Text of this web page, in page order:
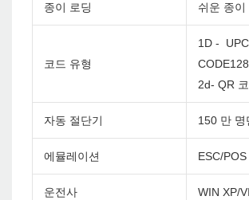
종이 로딩 쉬운 종이
코드 유형
1D -
CODE128
2d- QR
자동 절단기 150 만 명
에뮬레이션 ESC/POS
운전사 WIN XP/